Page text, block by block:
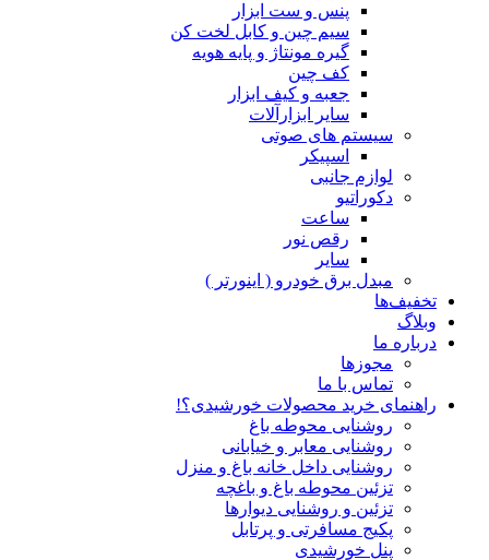
پنس و ست ابزار
سیم چین و کابل لخت کن
گیره مونتاژ و پایه هویه
کف چین
جعبه و کیف ابزار
سایر ابزارآلات
سیستم های صوتی
اسپیکر
لوازم جانبی
دکوراتیو
ساعت
رقص نور
سایر
مبدل برق خودرو ( اینورتر )
تخفیف‌ها
وبلاگ
درباره ما
مجوزها
تماس با ما
راهنمای خرید محصولات خورشیدی؟!
روشنایی محوطه باغ
روشنایی معابر و خیابانی
روشنایی داخل خانه باغ و منزل
تزئین محوطه باغ و باغچه
تزئین و روشنایی دیوارها
پکیج مسافرتی و پرتابل
پنل خورشیدی